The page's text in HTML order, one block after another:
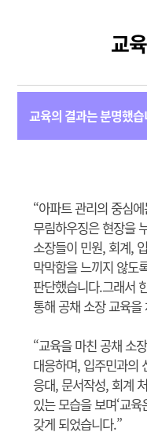
교
교육의 결과는 분명했
“아파트 관리의 중심
무림하우징은 현장을
소장들이 민원, 회계,
막막함을 느끼지 않도
판단했습니다.그래서
통해 공채 소장 교육
“교육을 마친 공채 소
대응하며, 입주민과의
응대, 문서작성, 회계
있는 모습을 보며‘교
갖게 되었습니다.”